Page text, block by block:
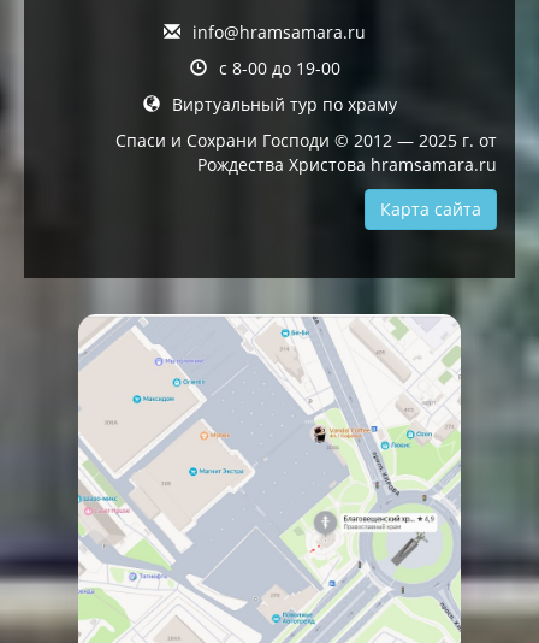
info@hramsamara.ru
с 8-00 до 19-00
Виртуальный тур по храму
Спаси и Сохрани Господи © 2012 — 2025 г. от
Рождества Христова hramsamara.ru
Карта сайта